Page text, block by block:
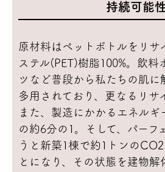
持続可能
原材料はペットボトルをリサ
ステル(PET)樹脂100%。飲料
ツなど普段から私たちの肌に
多用されており、更なるリサ
また、製造にかかるエネルギ
の約6分の1。そして、パーフ
うと新築1棟で約1トンの
とになり、その状態を建物解